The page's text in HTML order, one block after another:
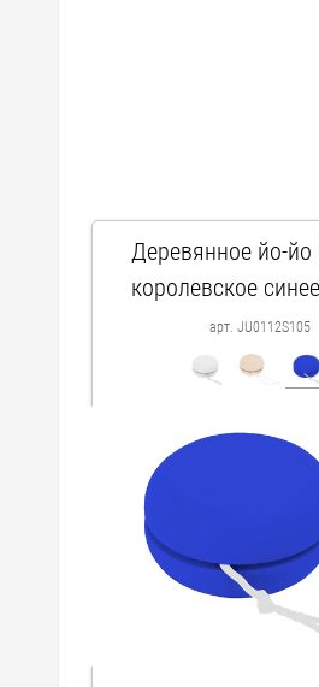
Деревянное йо-йо
королевское
арт. JU0112S105